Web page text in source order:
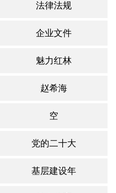
法律法规
企业文件
魅力红林
赵希海
空
党的二十大
基层建设年